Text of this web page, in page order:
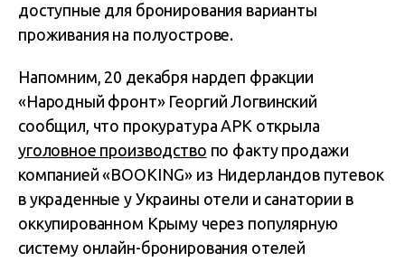
доступные для бронирования варианты
проживания на полуострове.
Напомним, 20 декабря нардеп фракции
«Народный фронт» Георгий Логвинский
сообщил, что прокуратура АРК открыла
уголовное производство по факту продажи
компанией «BOOKING» из Нидерландов путевок
в украденные у Украины отели и санатории в
оккупированном Крыму через популярную
систему онлайн-бронирования отелей